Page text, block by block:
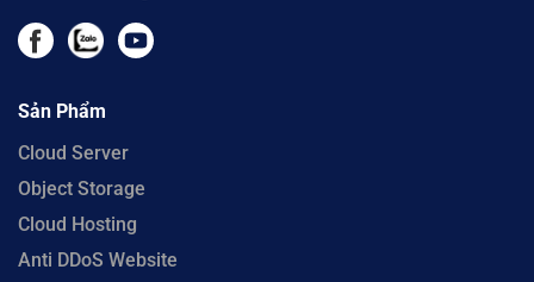
Sản Phẩm
Cloud Server
Object Storage
Cloud Hosting
Anti DDoS Website